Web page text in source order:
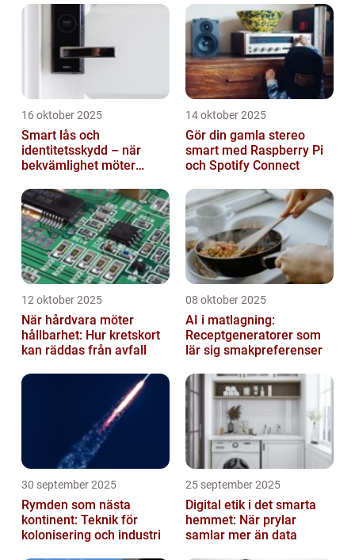
16 oktober 2025
Smart lås och
identitetsskydd – när
bekvämlighet möter
14 oktober 2025
Gör din gamla stereo
smart med Raspberry Pi
och Spotify Connect
12 oktober 2025
När hårdvara möter
hållbarhet: Hur kretskort
kan räddas från avfall
08 oktober 2025
AI i matlagning:
Receptgeneratorer som
lär sig smakpreferenser
30 september 2025
Rymden som nästa
kontinent: Teknik för
kolonisering och industri
25 september 2025
Digital etik i det smarta
hemmet: När prylar
samlar mer än data